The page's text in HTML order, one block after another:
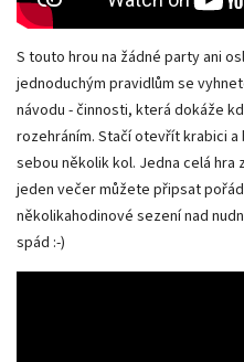
S touto hrou na žádné party ani
jednoduchým pravidlům se
návodu - činnosti, která dokáže
rozehráním. Stačí otevřít krabici
sebou několik kol. Jedna celá
jeden večer můžete připsat
několikahodinové sezení nad
spád :-)